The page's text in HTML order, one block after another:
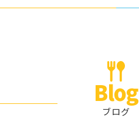
Blog
ブログ